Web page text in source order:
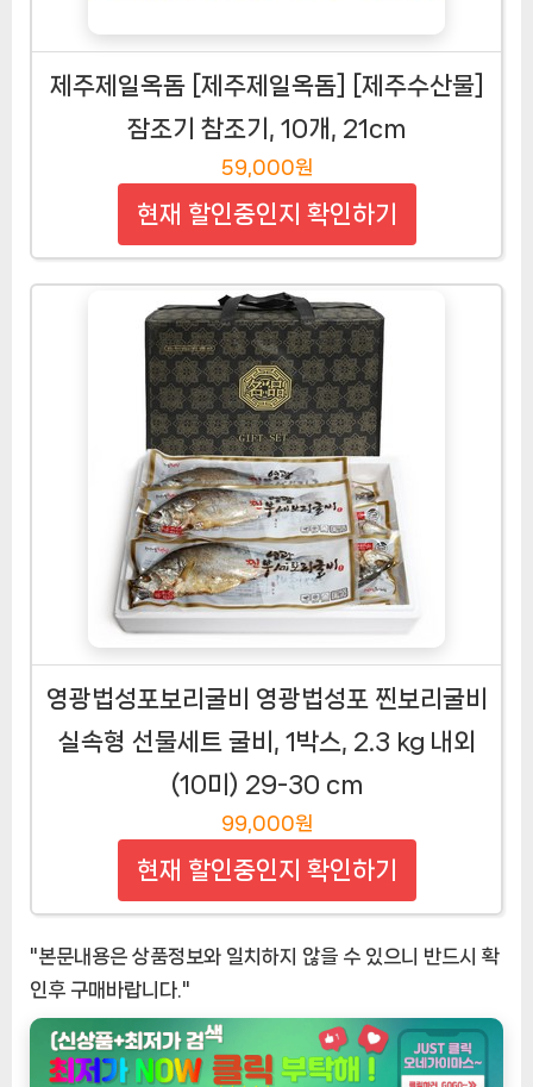
제주제일옥돔 [제주제일옥돔] [제주수산물]
잠조기 참조기, 10개, 21cm
59,000원
현재 할인중인지 확인하기
영광법성포보리굴비 영광법성포 찐보리굴비
실속형 선물세트 굴비, 1박스, 2.3 kg 내외
(10미) 29-30 cm
99,000원
현재 할인중인지 확인하기
"본문내용은 상품정보와 일치하지 않을 수 있으니 반드시 확
인후 구매바랍니다."